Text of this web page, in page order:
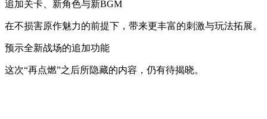
追加关卡、新角色与新BGM
在不损害原作魅力的前提下，带来更丰富的刺激与玩法拓展。
预示全新战场的追加功能
这次“再点燃”之后所隐藏的内容，仍有待揭晓。